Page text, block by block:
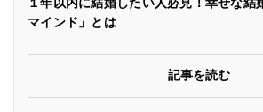
マインド」とは
記事を読む